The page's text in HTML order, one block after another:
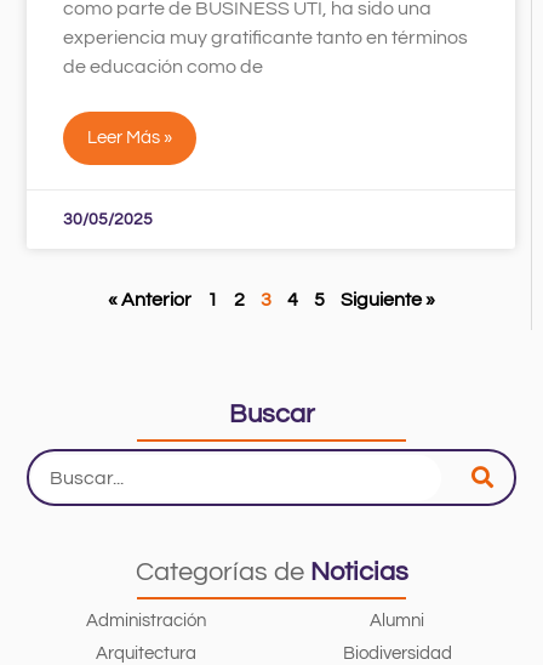
como parte de BUSINESS UTI, ha sido una
experiencia muy gratificante tanto en términos
de educación como de
Leer Más »
30/05/2025
« Anterior 1 2 3 4 5 Siguiente »
Buscar
Search
...
Categorías de Noticias
Administración
Alumni
Arquitectura
Biodiversidad